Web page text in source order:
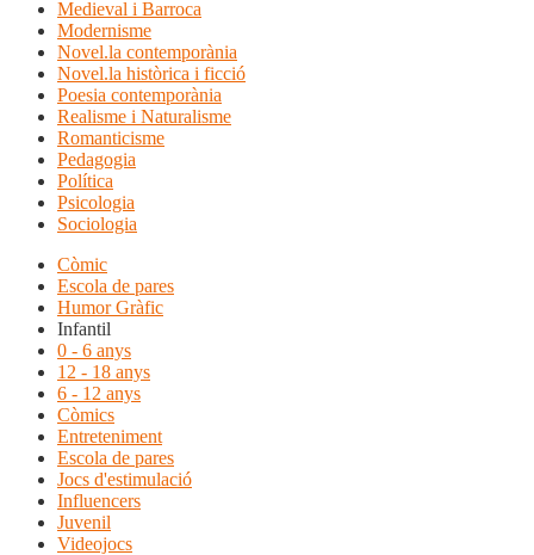
Medieval i Barroca
Modernisme
Novel.la contemporània
Novel.la històrica i ficció
Poesia contemporània
Realisme i Naturalisme
Romanticisme
Pedagogia
Política
Psicologia
Sociologia
Còmic
Escola de pares
Humor Gràfic
Infantil
0 - 6 anys
12 - 18 anys
6 - 12 anys
Còmics
Entreteniment
Escola de pares
Jocs d'estimulació
Influencers
Juvenil
Videojocs